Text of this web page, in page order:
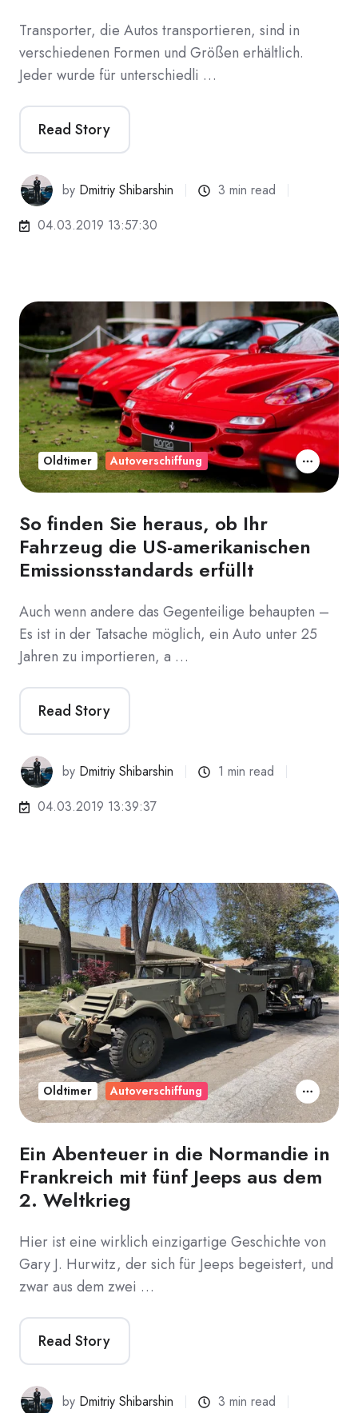
Transporter, die Autos transportieren, sind in
verschiedenen Formen und Größen erhältlich.
Jeder wurde für unterschiedli …
Read Story
by Dmitriy Shibarshin
3 min read
04.03.2019 13:57:30
So finden Sie heraus, ob Ihr
Fahrzeug die US-amerikanischen
Emissionsstandards erfüllt
Auch wenn andere das Gegenteilige behaupten –
Es ist in der Tatsache möglich, ein Auto unter 25
Jahren zu importieren, a …
Read Story
by Dmitriy Shibarshin
1 min read
04.03.2019 13:39:37
Oldtimer Autoverschiffung
Ein Abenteuer in die Normandie in
Frankreich mit fünf Jeeps aus dem
2. Weltkrieg
Hier ist eine wirklich einzigartige Geschichte von
Gary J. Hurwitz, der sich für Jeeps begeistert, und
zwar aus dem zwei …
Read Story
by Dmitriy Shibarshin 3 min read
Oldtimer Autoverschiffung